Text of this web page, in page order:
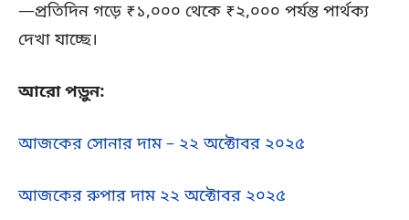
—প্রতিদিন গড়ে ₹১,০০০ থেকে ₹২,০০০ পর্যন্ত পার্থক্য
দেখা যাচ্ছে।
আরো পড়ুন:
আজকের সোনার দাম – ২২ অক্টোবর ২০২৫
আজকের রুপার দাম ২২ অক্টোবর ২০২৫